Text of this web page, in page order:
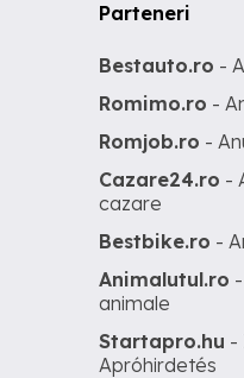
Parteneri
Bestauto.ro -
Romimo.ro -
Romjob.ro -
Cazare24.ro -
cazare
Bestbike.ro -
Animalutul.ro
animale
Startapro.hu -
Apróhirdetés